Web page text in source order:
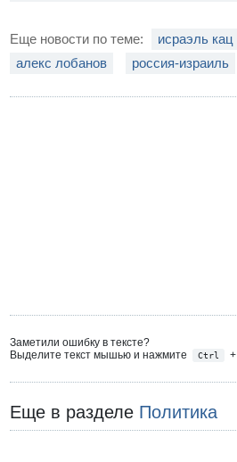
Еще новости по теме: исраэль кац
алекс лобанов
россия-израиль
Заметили ошибку в тексте?
Выделите текст мышью и нажмите
Ctrl +
Еще в разделе Политика